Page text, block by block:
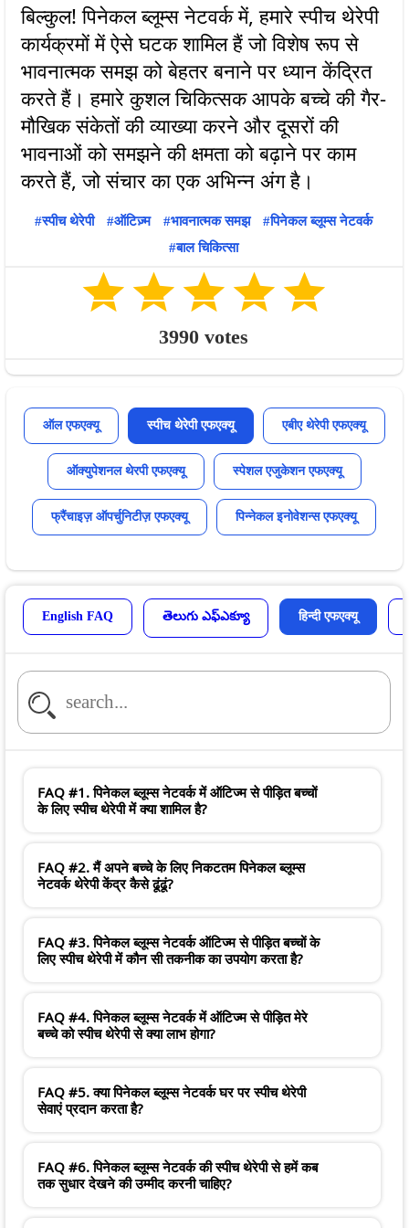
बिल्कुल! पिनेकल ब्लूम्स नेटवर्क में, हमारे स्पीच थेरेपी
कार्यक्रमों में ऐसे घटक शामिल हैं जो विशेष रूप से
भावनात्मक समझ को बेहतर बनाने पर ध्यान केंद्रित
करते हैं। हमारे कुशल चिकित्सक आपके बच्चे की गैर-
मौखिक संकेतों की व्याख्या करने और दूसरों की
भावनाओं को समझने की क्षमता को बढ़ाने पर काम
स्पीच थेरेपी ऑटिज़्म भावनात्मक समझ
पिनेकल ब्लूम्स नेटवर्क
बाल चिकित्सा
3990 votes
ऑल एफएक्यू स्पीच थेरेपी एफएक्यू एबीए थेरेपी एफएक्यू
ऑक्युपेशनल थेरपी एफएक्यू स्पेशल एजुकेशन एफएक्यू
फ्रैंचाइज़ ऑपर्चुनिटीज़ एफएक्यू पिन्नेकल इनोवेशन्स एफएक्यू
English FAQ తెలుగు ఎఫ్ఎక్యూ हिन्दी एफएक्यू
FAQ #1. पिनेकल ब्लूम्स नेटवर्क में ऑटिज्म से पीड़ित बच्चों
के लिए स्पीच थेरेपी में क्या शामिल है?
FAQ #2. मैं अपने बच्चे के लिए निकटतम पिनेकल ब्लूम्स
नेटवर्क थेरेपी केंद्र कैसे ढूंढूं?
FAQ #3. पिनेकल ब्लूम्स नेटवर्क ऑटिज्म से पीड़ित बच्चों के
लिए स्पीच थेरेपी में कौन सी तकनीक का उपयोग करता है?
FAQ #4. पिनेकल ब्लूम्स नेटवर्क में ऑटिज्म से पीड़ित मेरे
बच्चे को स्पीच थेरेपी से क्या लाभ होगा?
FAQ #5. क्या पिनेकल ब्लूम्स नेटवर्क घर पर स्पीच थेरेपी
सेवाएं प्रदान करता है?
FAQ #6. पिनेकल ब्लूम्स नेटवर्क की स्पीच थेरेपी से हमें कब
तक सुधार देखने की उम्मीद करनी चाहिए?